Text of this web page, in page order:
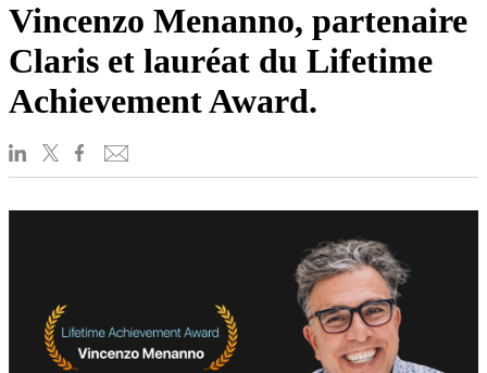
Vincenzo Menanno, partenaire
Claris et lauréat du Lifetime
Achievement Award.